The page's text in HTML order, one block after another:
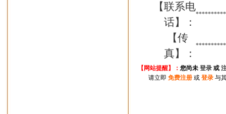
【联系电
话】：
**********
【传
真】：
**********
【网站提醒】： 您尚未 登录 或
请立即 免费注册 或 登录 与